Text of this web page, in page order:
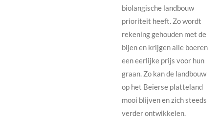
biolangische landbouw
prioriteit heeft. Zo wordt
rekening gehouden met de
bijen en krijgen alle boeren
een eerlijke prijs voor hun
graan. Zo kan de landbouw
op het Beierse platteland
mooi blijven en zich steeds
verder ontwikkelen.